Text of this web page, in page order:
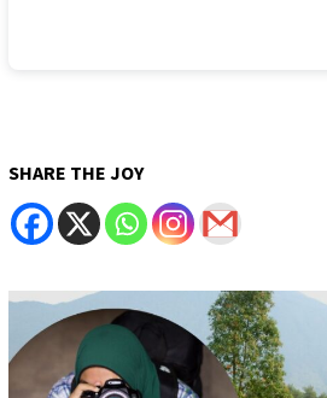
SHARE THE JOY